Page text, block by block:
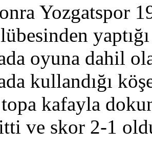
Yozgatspor
oyuna dahil
kullandığı
kafayla
ve skor 2-1